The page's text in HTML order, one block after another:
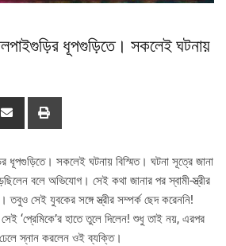
ধূপগুড়িতে। সকলেই ঘটনায়
ধূপগুড়িতে। সকলেই ঘটনায় বিস্মিত। ঘটনা সূত্রে জানা
বলে অভিযোগ। সেই কথা জানার পর স্বামী-স্ত্রীর
তবুও সেই যুবকের সঙ্গে স্ত্রীর সম্পর্ক ছেদ করেননি!
সেই ‘প্রেমিকে’র হাতে তুলে দিলেন! শুধু তাই নয়, এরপর
স্নান করলেন ওই ব্যক্তি।